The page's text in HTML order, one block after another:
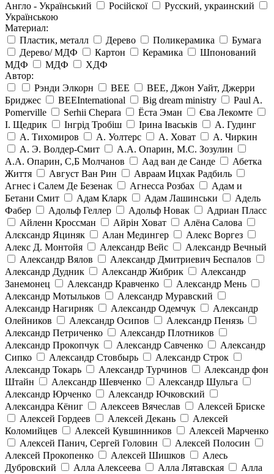
Англо - Український
Російскої
Русский, украинский
Українською
Материал:
Пластик, металл
Дерево Поликерамика
Бумага
Дерево/ МДФ
Картон Керамика
Шпонований
МДФ
МДФ
ХДФ
Автор:
Рэнди Элкорн
BEE
BEE, Джон Уайт, Джерри
Бриджес
BEEInternational Big dream ministry
Paul A.
Pomerville
Serhii Chepara Ёста Эман
Єва Лекомте
І. Щедрик
Інгрід Тробіш Ірина Іваськів
А. Гудинг
А. Тихомиров
А. Уолтерс А. Ховат
А. Чиркин
А. Э. Волдер-Смит
А.А. Опарин, М.С. Зозулин
А.А. Опарин, С,Б Молчанов
Аад ван де Санде
Абетка
Життя
Август Ван Рин
Авраам Ицхак Радбиль
Агнес і Салем Де Безенак
Агнесса Розбах
Адам и
Бетани Смит
Адам Кларк Адам Лашинськи
Адель
Фабер
Адольф Геллер Адольф Новак
Адриан Пласс
Айленн Кроссман
Айрін Ховат
Алёна Салова
Алєксандр Яциняк
Алан Медингер
Алекс Воргез
Алекс Д. Монтойя
Александр Вейс
Александр Вечный
Александр Вялов
Александр Дмитриевич Беспалов
Александр Дудник
Александр Жибрик
Александр
Занемонец
Александр Кравченко
Александр Мень
Александр Мотыльков
Александр Муравский
Александр Нагирняк
Александр Одемчук
Александр
Олейников
Александр Осипов
Александр Пенязь
Александр Петриченко
Александр Плотников
Александр Прокопчук
Александр Савченко
Александр
Сипко
Александр Стовбырь
Александр Строк
Александр Токарь
Александр Турчинов
Александр фон
Штайн
Александр Шевченко
Александр Шульга
Александр Юрченко
Александр Ючковский
Александра Кёниг
Алексеев Вячеслав
Алексей Бриске
Алексей Гордеев
Алексей Декань
Алексей
Коломийцев
Алексей Кувшинников
Алексей Марченко
Алексей Панич, Сергей Головин
Алексей Полосин
Алексей Прокопенко
Алексей Шишков
Алесь
Дубровский
Алла Алексеева Алла Лятавская
Алла